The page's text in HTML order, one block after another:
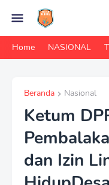
Home NASIONAL
Beranda Nasional
Ketum
dan Izin